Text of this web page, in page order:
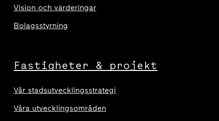
Vision och värderingar
Bolagsstyrning
Fastigheter & projekt
Vår stadsutvecklingsstrategi
Våra utvecklingsområden